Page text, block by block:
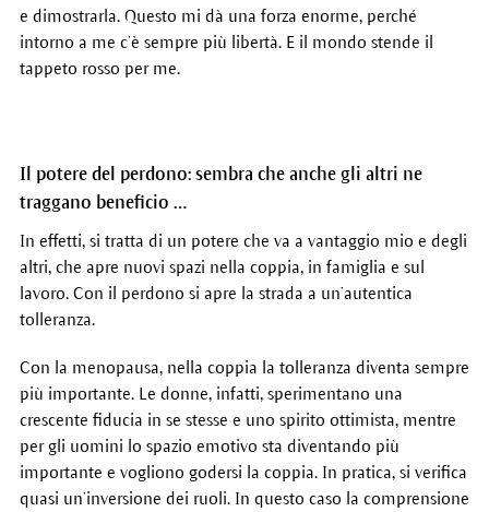
e dimostrarla. Questo mi dà una forza enorme, perché
intorno a me c’è sempre più libertà. E il mondo stende il
tappeto rosso per me.
Il potere del perdono: sembra che anche gli altri ne
traggano beneficio …
In effetti, si tratta di un potere che va a vantaggio mio e degli
altri, che apre nuovi spazi nella coppia, in famiglia e sul
lavoro. Con il perdono si apre la strada a un’autentica
tolleranza.
Con la menopausa, nella coppia la tolleranza diventa sempre
più importante. Le donne, infatti, sperimentano una
crescente fiducia in se stesse e uno spirito ottimista, mentre
per gli uomini lo spazio emotivo sta diventando più
importante e vogliono godersi la coppia. In pratica, si verifica
quasi un’inversione dei ruoli. In questo caso la comprensione